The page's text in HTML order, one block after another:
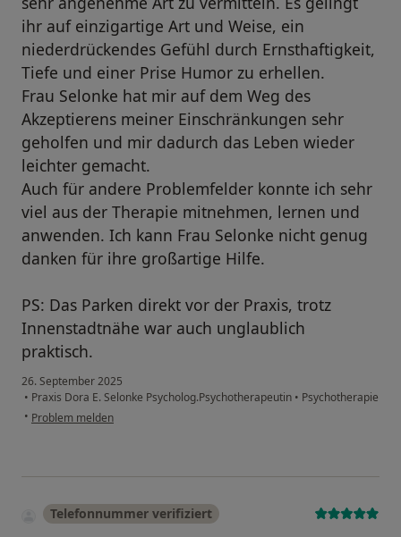
ihr auf einzigartige Art und Weise, ein
niederdrückendes Gefühl durch Ernsthaftigkeit,
Tiefe und einer Prise Humor zu erhellen.
Frau Selonke hat mir auf dem Weg des
Akzeptierens meiner Einschränkungen sehr
geholfen und mir dadurch das Leben wieder
leichter gemacht.
Auch für andere Problemfelder konnte ich sehr
viel aus der Therapie mitnehmen, lernen und
anwenden. Ich kann Frau Selonke nicht genug
danken für ihre großartige Hilfe.
PS: Das Parken direkt vor der Praxis, trotz
Innenstadtnähe war auch unglaublich
praktisch.
26. September 2025
• Praxis Dora E. Selonke Psycholog.Psychotherapeutin • Psychotherapie
• Problem melden
Telefonnummer verifiziert